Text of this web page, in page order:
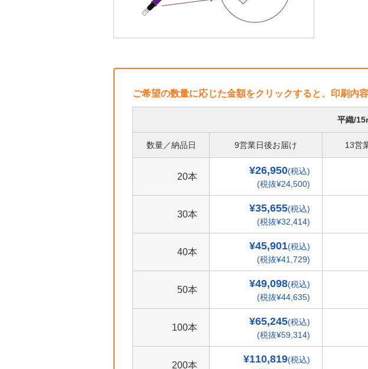
ご希望の数量に応じた金額をクリックすると、印刷内
平織/
数量／納品日 9営業日後お届け 13営
20本
¥26,950(税込)
(税抜¥24,500)
30本
¥35,655(税込)
(税抜¥32,414)
40本
¥45,901(税込)
(税抜¥41,729)
50本
¥49,098(税込)
(税抜¥44,635)
100本
¥65,245(税込)
(税抜¥59,314)
200本
¥110,819(税込)